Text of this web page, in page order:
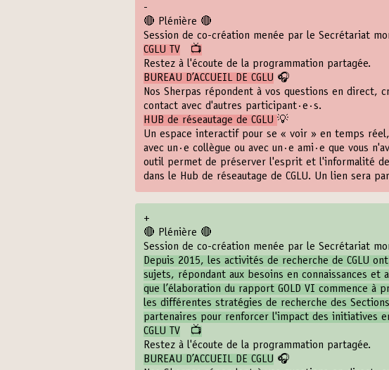
-
🔴 Plénière 🔴
Session de co-création menée par le Secrétariat
CGLU TV
📺
Restez à l'écoute de la programmation partagée.
BUREAU D’ACCUEIL DE CGLU 🎧
Nos Sherpas répondent à vos questions en direct,
contact avec d'autres participant·e·s.
HUB de réseautage de CGLU 💡
Un espace interactif pour se « voir » en temps
avec un·e collègue ou avec un·e ami·e que vous
outil permet de préserver l'esprit et l'informalité
dans le Hub de réseautage de CGLU. Un lien sera
+
🔴 Plénière 🔴
Session de co-création menée par le Secrétariat
Depuis 2015, les activités de recherche de CGLU
sujets, répondant aux besoins en connaissances et
que l’élaboration du rapport GOLD VI commence
les différentes stratégies de recherche des
partenaires pour renforcer l'impact des initiatives
CGLU TV
📺
Restez à l'écoute de la programmation partagée.
BUREAU D’ACCUEIL DE CGLU 🎧